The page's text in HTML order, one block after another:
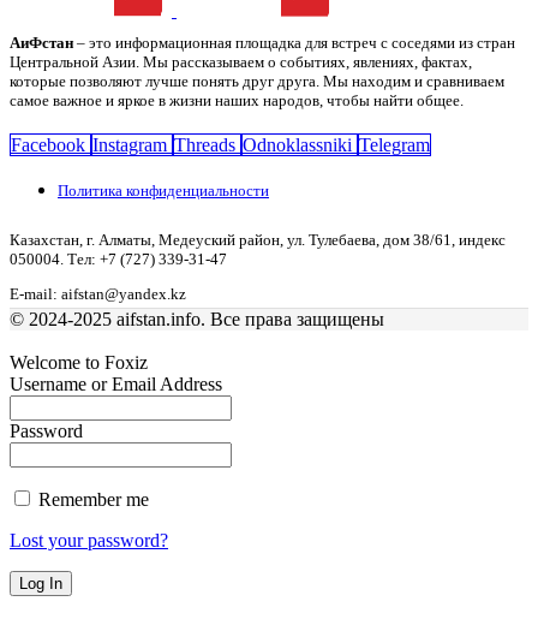
АиФстан – это информационная площадка для встреч с соседями из стран
Центральной Азии. Мы рассказываем о событиях, явлениях, фактах,
которые позволяют лучше понять друг друга. Мы находим и сравниваем
самое важное и яркое в жизни наших народов, чтобы найти общее.
Facebook Instagram Threads Odnoklassniki Telegram
Политика конфиденциальности
Казахстан, г. Алматы, Медеуский район, ул. Тулебаева, дом 38/61, индекс
050004. Тел: +7 (727) 339-31-47
E-mail: aifstan@yandex.kz
© 2024-2025 aifstan.info. Все права защищены
Welcome to Foxiz
Username or Email Address
Password
Remember me
Lost your password?